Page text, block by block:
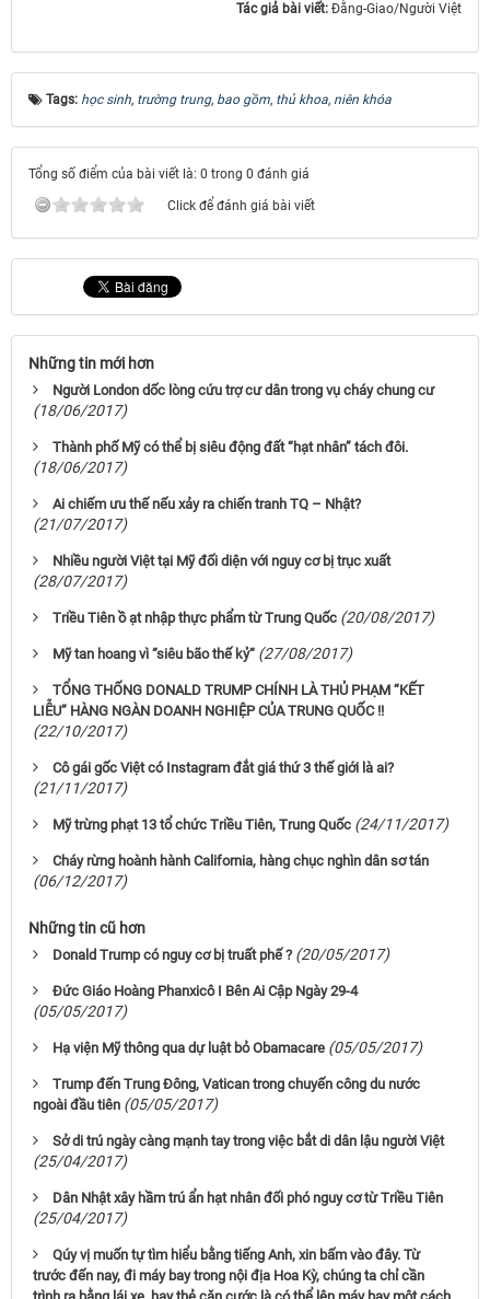
Tác giả bài viết: Ðằng-Giao/Người Việt
Tags: học sinh, trường trung, bao gồm, thủ khoa, niên khóa
Tổng số điểm của bài viết là: 0 trong 0 đánh giá
Click để đánh giá bài viết
Những tin mới hơn
Người London dốc lòng cứu trợ cư dân trong vụ cháy chung cư
(18/06/2017)
Thành phố Mỹ có thể bị siêu động đất “hạt nhân” tách đôi.
(18/06/2017)
Ai chiếm ưu thế nếu xảy ra chiến tranh TQ – Nhật?
(21/07/2017)
Nhiều người Việt tại Mỹ đối diện với nguy cơ bị trục xuất
(28/07/2017)
Triều Tiên ồ ạt nhập thực phẩm từ Trung Quốc (20/08/2017)
Mỹ tan hoang vì “siêu bão thế kỷ“ (27/08/2017)
TỔNG THỐNG DONALD TRUMP CHÍNH LÀ THỦ PHẠM “KẾT
LIỄU” HÀNG NGÀN DOANH NGHIỆP CỦA TRUNG QUỐC !!
(22/10/2017)
Cô gái gốc Việt có Instagram đắt giá thứ 3 thế giới là ai?
(21/11/2017)
Mỹ trừng phạt 13 tổ chức Triều Tiên, Trung Quốc (24/11/2017)
Cháy rừng hoành hành California, hàng chục nghìn dân sơ tán
(06/12/2017)
Những tin cũ hơn
Donald Trump có nguy cơ bị truất phế ? (20/05/2017)
Ðức Giáo Hoàng Phanxicô I Bên Ai Cập Ngày 29-4
(05/05/2017)
Hạ viện Mỹ thông qua dự luật bỏ Obamacare (05/05/2017)
Trump đến Trung Đông, Vatican trong chuyến công du nước
ngoài đầu tiên (05/05/2017)
Sở di trú ngày càng mạnh tay trong việc bắt di dân lậu người Việt
(25/04/2017)
Dân Nhật xây hầm trú ẩn hạt nhân đối phó nguy cơ từ Triều Tiên
(25/04/2017)
Qúy vị muốn tự tìm hiểu bằng tiếng Anh, xin bấm vào đây. Từ
trước đến nay, đi máy bay trong nội địa Hoa Kỳ, chúng ta chỉ cần